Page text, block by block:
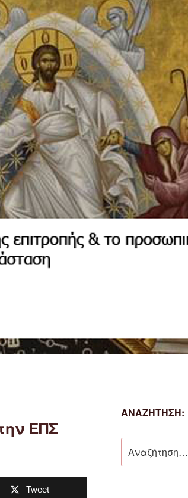
ΕΠΣ
Tweet
ΑΝΑΖΉΤΗΣΗ:
για: